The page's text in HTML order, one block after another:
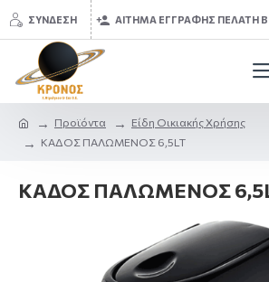
ΣΎΝΔΕΣΗ ΑΊΤΗΜΑ ΕΓΓΡΑΦΉΣ ΠΕΛΆΤΗ
Προϊόντα
Είδη Οικιακής Χρήσης
ΚΑΔΟΣ ΠΑΛΩΜΕΝΟΣ 6,5LT
ΚΑΔΟΣ ΠΑΛΩΜΕΝΟΣ